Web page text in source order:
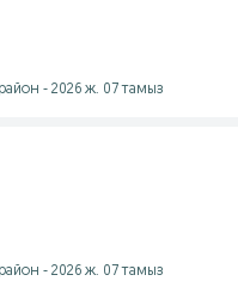
- 2026 ж. 07 тамыз
- 2026 ж. 07 тамыз